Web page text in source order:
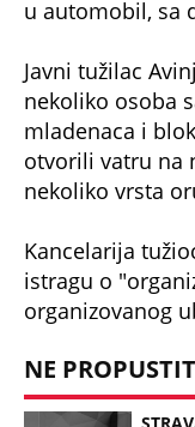
nekoliko osoba
mladenaca i
otvorili vatru na
nekoliko vrsta
istragu o
organizovanog